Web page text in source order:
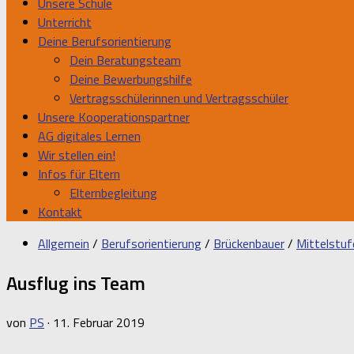
Unterricht
Deine Berufsorientierung
Dein Beratungsteam
Deine Bewerbungshilfe
Vertragsschülerinnen und Vertragsschüler
Unsere Kooperationspartner
AG digitales Lernen
Wir stellen ein!
Infos für Eltern
Elternbegleitung
Kontakt
Allgemein / Berufsorientierung/ Brückenbauer/
Ausflug ins Team
von PS · 11. Februar 2019